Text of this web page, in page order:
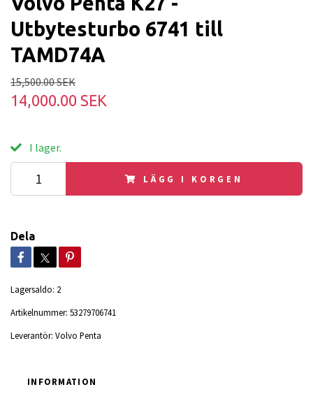
Utbytesturbo 6741 till
TAMD74A
15,500.00 SEK
14,000.00 SEK
I lager.
LÄGG I KORGEN
Dela
Lagersaldo: 2
Artikelnummer: 53279706741
Leverantör: Volvo Penta
INFORMATION